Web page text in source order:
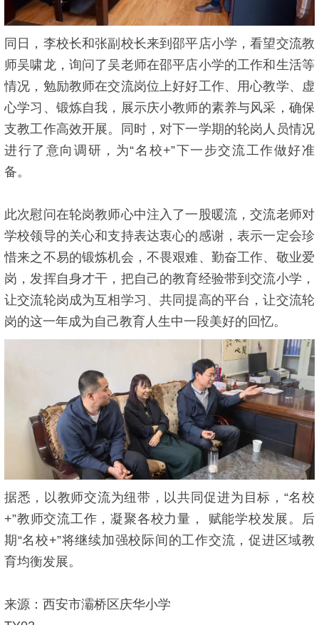
同日，李校长和张副校长来到邵平店小学，看望交流教
师吴啸龙，询问了吴老师在邵平店小学的工作和生活等
情况，勉励教师在交流岗位上好好工作、用心教学、虚
心学习、锻炼自我，展示庆小教师的素养与风采，确保
支教工作高效开展。同时，对下一学期的轮岗人员情况
进行了意向调研，为“名校+”下一步交流工作做好准
备。
此次慰问在轮岗教师心中注入了一股暖流，交流老师对
学校领导的关心和支持表达衷心的感谢，表示一定会珍
惜来之不易的锻炼机会，不畏艰难、勤奋工作、敬业爱
岗，发挥自身才干，把自己的教育经验带到交流小学，
让交流轮岗成为互相学习、共同提高的平台，让交流轮
岗的这一年成为自己教育人生中一段美好的回忆。
据悉，以教师交流为纽带，以共同促进为目标，“名校
+”教师交流工作，凝聚各校力量， 赋能学校发展。后
期“名校+”将继续加强校际间的工作交流，促进区域教
育均衡发展。
来源：西安市灞桥区庆华小学